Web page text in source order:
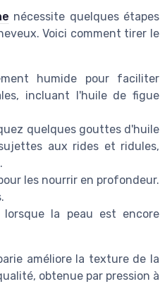
nécessite quelques étapes
Voici comment tirer le
humide pour faciliter
incluant l'huile de figue
quelques gouttes d'huile
aux rides et ridules,
les nourrir en profondeur.
la peau est encore
améliore la texture de la
obtenue par pression à